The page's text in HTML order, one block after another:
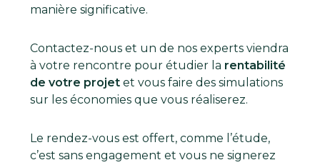
manière significative.
Contactez-nous et un de nos experts viendra
à votre rencontre pour étudier la rentabilité
de votre projet et vous faire des simulations
sur les économies que vous réaliserez.
Le rendez-vous est offert, comme l’étude,
c’est sans engagement et vous ne signerez